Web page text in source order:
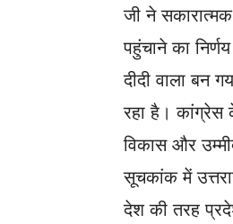
जी ने
पहुंचाने का
दीदी वाला बन
रहा है। कांग्रेस
विकास और
सूचकांक में
देश की तरह